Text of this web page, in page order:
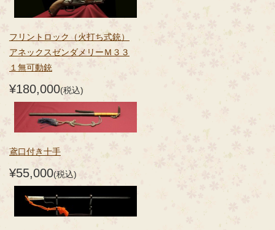
フリントロック（火打ち式銃）
アネックスゼンダメリーＭ３３
１無可動銃
¥180,000(税込)
鳶口付き十手
¥55,000(税込)